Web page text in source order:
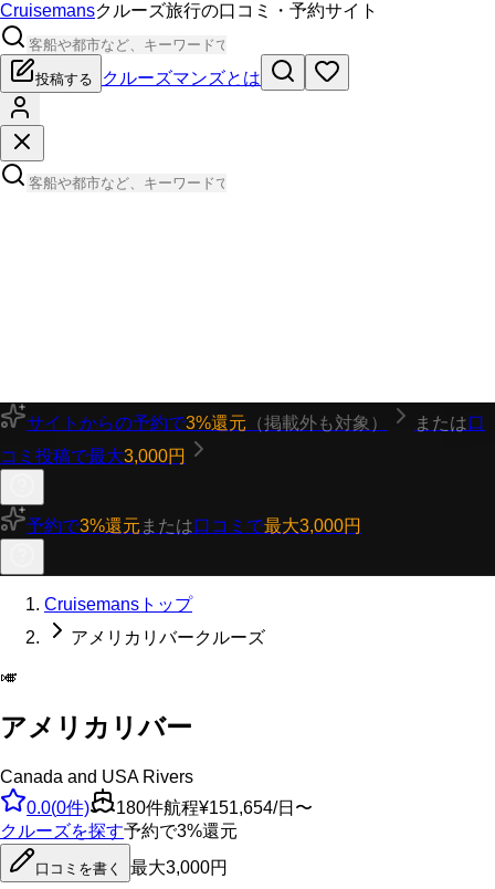
Cruisemansクルーズ旅行の口コミ・予約サイト
投稿する クルーズマンズとは
サイトからの予約で3%還元 （掲載外も対象） または口
コミ投稿で最大3,000円
予約で3%還元 または口コミで最大3,000円
Cruisemansトップ
アメリカリバークルーズ
🎺
アメリカリバー
Canada and USA Rivers
0.0(0件) 180件航程¥151,654/日〜
クルーズを探す予約で3%還元
口コミを書く 最大3,000円